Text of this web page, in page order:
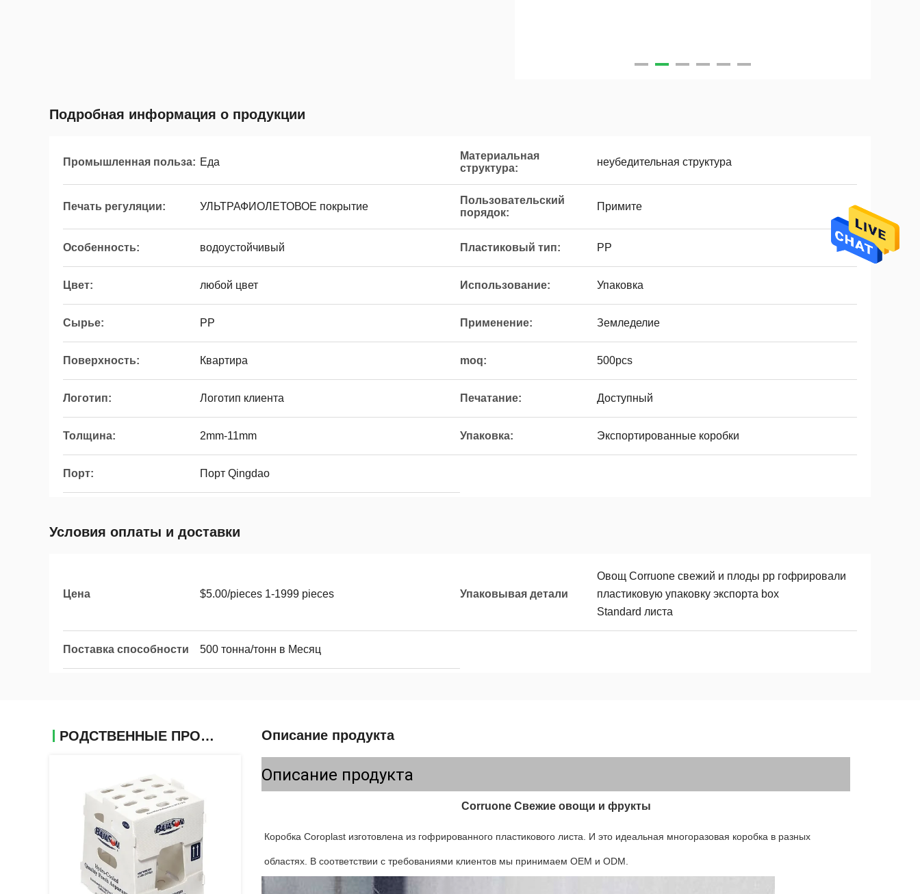
Подробная информация о продукции
Промышленная польза: Еда
Материальная
структура:
неубедительная структура
Печать регуляции: УЛЬТРАФИОЛЕТОВОЕ покрытие
Пользовательский
порядок:
Примите
Особенность: водоустойчивый Пластиковый тип: PP
Цвет: любой цвет Использование: Упаковка
Сырье: PP Применение: Земледелие
Поверхность: Квартира moq: 500pcs
Логотип: Логотип клиента Печатание: Доступный
Толщина: 2mm-11mm Упаковка: Экспортированные коробки
Порт: Порт Qingdao
Условия оплаты и доставки
Цена $5.00/pieces 1-1999 pieces Упаковывая детали
Овощ Corruone свежий и плоды pp гофрировали
пластиковую упаковку экспорта box
Standard листа
Поставка способности 500 тонна/тонн в Месяц
РОДСТВЕННЫЕ ПРОДУКТЫ Описание продукта
Описание продукта
Corruone Свежие овощи и фрукты
Коробка Coroplast изготовлена из гофрированного пластикового листа. И это идеальная многоразовая коробка в разных
областях. В соответствии с требованиями клиентов мы принимаем OEM и ODM.